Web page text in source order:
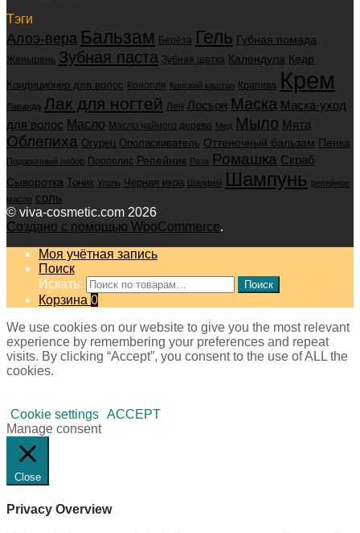
Тэги
Алоэ-вера Бальзам Берёза Гель Губная помада
Женьшень Зубная паста Зубная щетка Календула Кедр
Кондиционер для волос Конопля Конский каштан Крапива Крем
Лаванда Лак для ногтей Лен Лосьон Маска Маска-уход
для волос Масло Масло чайного дерева Мед Мыло Мята
Облепиха Огурец Ополаскиватель Оттеночный бальзам Пенка
Подарочный набор Прополис Репейник Роза Ромашка Скраб
Сыворотка Тоник Уголь Черная икра Шалфей Шампунь репейное
масло соль
© viva-cosmetic.com 2026
Создано с помощью WooCommerce.
Моя учётная запись
Поиск
Искать:
Поиск
Корзина 0
We use cookies on our website to give you the most relevant
experience by remembering your preferences and repeat
visits. By clicking “Accept”, you consent to the use of ALL the
cookies.
Cookie settings ACCEPT
Manage consent
Close
Privacy Overview